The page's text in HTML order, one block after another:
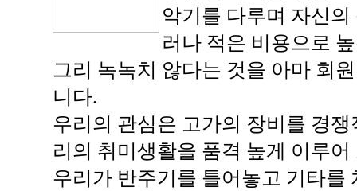
악기를 다루며 자신
러나 적은 비용으로
그리 녹녹치 않다는 것을 아마 회
니다.
우리의 관심은 고가의 장비를 경
리의 취미생활을 품격 높게 이루
우리가 반주기를 틀어놓고 기타를